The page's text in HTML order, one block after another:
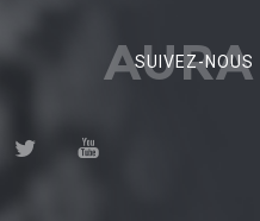
AURA
SUIVEZ-NOUS